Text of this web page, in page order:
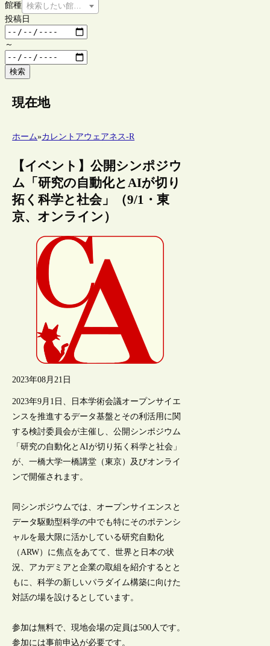
館種 検索したい館種を選択してください
投稿日
～
検索
現在地
ホーム»カレントアウェアネス-R
【イベント】公開シンポジウ
ム「研究の自動化とAIが切り
拓く科学と社会」（9/1・東
京、オンライン）
2023年08月21日
2023年9月1日、日本学術会議オープンサイエ
ンスを推進するデータ基盤とその利活用に関
する検討委員会が主催し、公開シンポジウム
「研究の自動化とAIが切り拓く科学と社会」
が、一橋大学一橋講堂（東京）及びオンライ
ンで開催されます。
同シンポジウムでは、オープンサイエンスと
データ駆動型科学の中でも特にそのポテンシ
ャルを最大限に活かしている研究自動化
（ARW）に焦点をあてて、世界と日本の状
況、アカデミアと企業の取組を紹介するとと
もに、科学の新しいパラダイム構築に向けた
対話の場を設けるとしています。
参加は無料で、現地会場の定員は500人です。
参加には事前申込が必要です。